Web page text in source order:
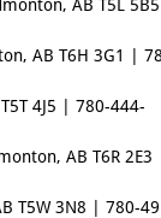
AB T5L
AB T6H 3G1 |
4J5 | 780-444-
AB T6R 2E3
T5W 3N8 | 780-